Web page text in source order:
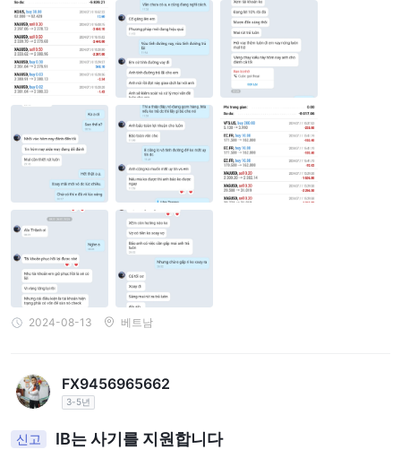
2024-08-13 베트남
FX9456965662
3-5년
신고 IB는 사기를 지원합니다